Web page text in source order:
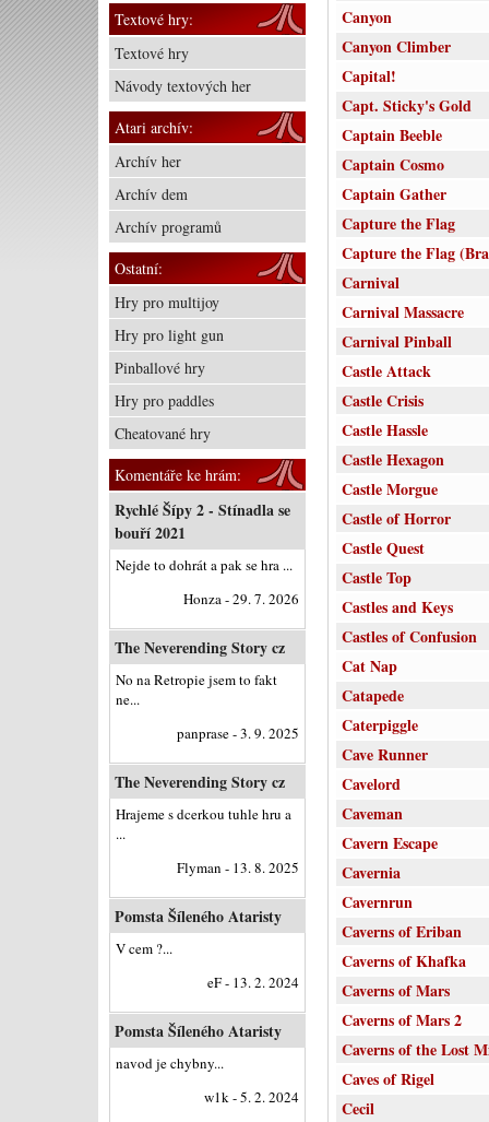
Canyon
Canyon Climber
Capital!
Capt. Sticky's Gold
Captain Beeble
Captain Cosmo
Captain Gather
Capture the Flag
Capture the Flag
Carnival
Carnival Massacre
Carnival Pinball
Castle Attack
Castle Crisis
Castle Hassle
Castle Hexagon
Castle Morgue
Castle of Horror
Castle Quest
Castle Top
Castles and Keys
Castles of Confusion
Cat Nap
Catapede
Caterpiggle
Cave Runner
Cavelord
Caveman
Cavern Escape
Cavernia
Cavernrun
Caverns of Eriban
Caverns of Khafka
Caverns of Mars
Caverns of Mars 2
Caverns of the Lost
Caves of Rigel
Cecil
Textové hry:
Textové hry
Návody textových her
Atari archív:
Archív her
Archív dem
Archív programů
Ostatní:
Hry pro multijoy
Hry pro light gun
Pinballové hry
Hry pro paddles
Cheatované hry
Komentáře ke hrám:
Rychlé Šípy 2 - Stínadla se
bouří 2021
Nejde to dohrát a pak se hra ...
Honza - 29. 7. 2026
The Neverending Story cz
No na Retropie jsem to fakt
ne...
panprase - 3. 9. 2025
The Neverending Story cz
Hrajeme s dcerkou tuhle hru a
...
Flyman - 13. 8. 2025
Pomsta Šíleného Ataristy
V cem ?...
eF - 13. 2. 2024
Pomsta Šíleného Ataristy
navod je chybny...
w1k - 5. 2. 2024